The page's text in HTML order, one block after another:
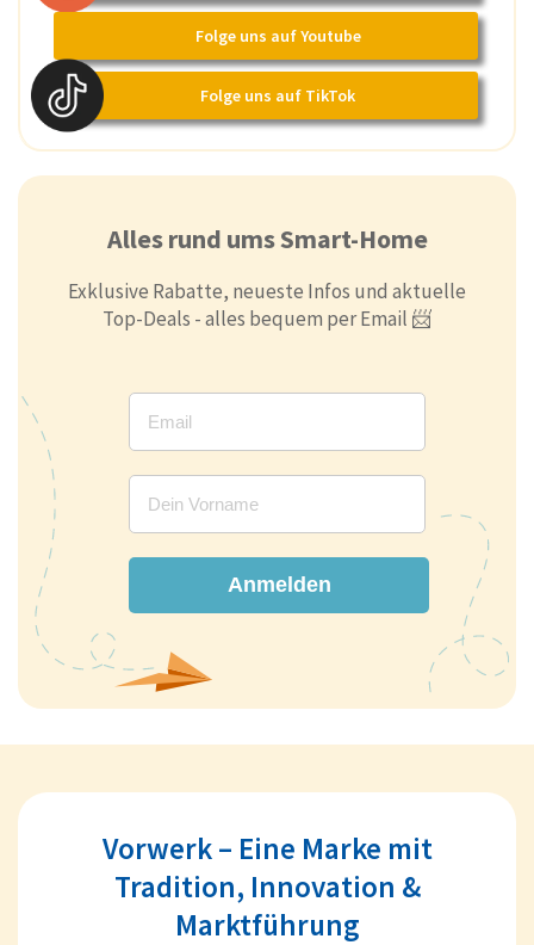
Folge uns auf Youtube
Folge uns auf TikTok
Alles rund ums Smart-Home
Exklusive Rabatte, neueste Infos und aktuelle
Top-Deals - alles bequem per Email 📨
Anmelden
Vorwerk – Eine Marke mit
Tradition, Innovation &
Marktführung